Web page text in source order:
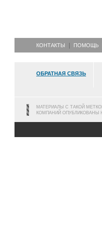
КОНТАКТЫ ПОМОЩЬ
ОБРАТНАЯ СВЯЗЬ
МАТЕРИАЛЫ С ТАКОЙ
КОМПАНИЙ